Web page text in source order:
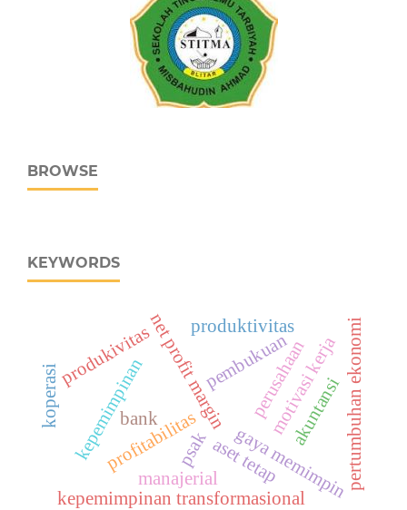
BROWSE
KEYWORDS
psak
net profit margin
profitabilitas
bank
pembukuan
perusahaan
kepemimpinan gaya memimpin
produktivitas
motivasi kerja
produkivitas pertumbuhan ekonomi
manajerial
kepemimpinan transformasional
akuntansi
aset tetap
koperasi